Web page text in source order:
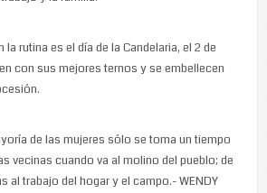
la rutina es el día de la Candelaria, el 2 de
con sus mejores ternos y se embellecen
de las mujeres sólo se toma un tiempo
vecinas cuando va al molino del pueblo; de
al trabajo del hogar y el campo.- WENDY